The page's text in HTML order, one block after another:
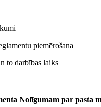
piemērošana
to darbības laiks
Nolīgumam par pasta